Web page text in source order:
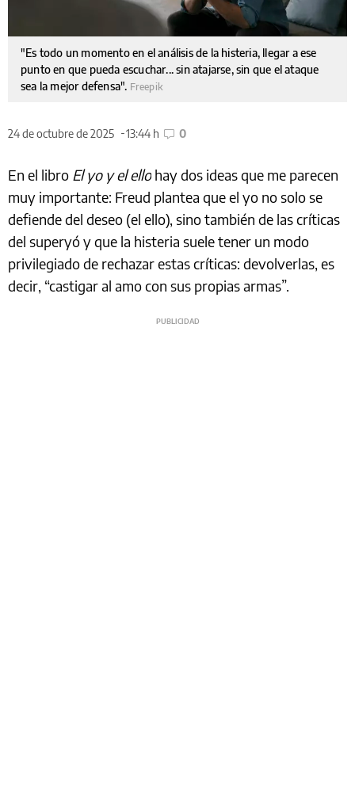
"Es todo un momento en el análisis de la histeria, llegar a ese
punto en que pueda escuchar... sin atajarse, sin que el ataque
sea la mejor defensa". Freepik
24 de octubre de 2025 13:44 h 0
En el libro El yo y el ello hay dos ideas que me parecen
muy importante: Freud plantea que el yo no solo se
defiende del deseo (el ello), sino también de las críticas
del superyó y que la histeria suele tener un modo
privilegiado de rechazar estas críticas: devolverlas, es
decir, “castigar al amo con sus propias armas”.